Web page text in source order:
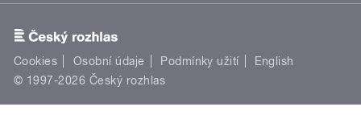
Cookies Osobní údaje Podmínky užití
English
© 1997-2026 Český rozhlas